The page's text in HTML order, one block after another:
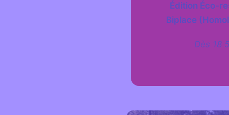
Édition Éco-
Biplace
Dès 18